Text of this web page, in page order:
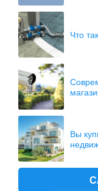
Что
Вы